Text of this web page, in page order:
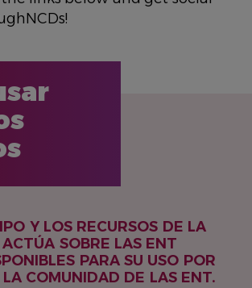
Y LOS RECURSOS DE LA
SOBRE LAS ENT
PARA SU USO POR
COMUNIDAD DE LAS ENT.